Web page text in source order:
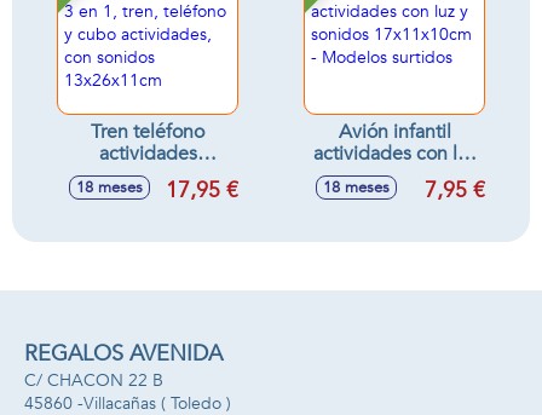
Tren teléfono
actividades
infantiles 3 en 1,
tren, teléfono y
con sonidos
18 meses 17,95 €
Avión infantil
actividades con luz
y sonidos
17x11x10cm -
18 meses 7,95 €
REGALOS AVENIDA
C/ CHACON 22 B
45860 -Villacañas ( Toledo )